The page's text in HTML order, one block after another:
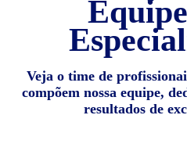
Veja o time de
compõem nossa equipe,
resultados de